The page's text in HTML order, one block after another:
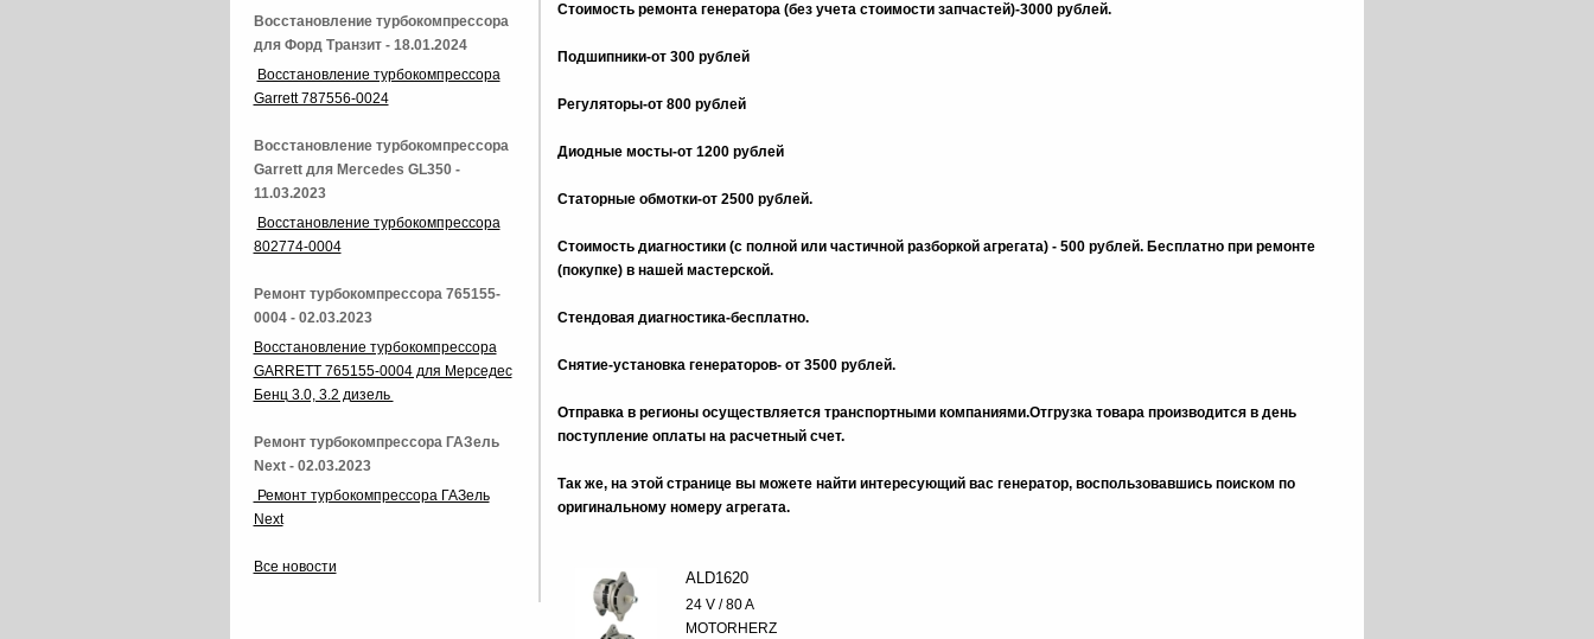
Стоимость ремонта генератора (без учета стоимости запчастей)-3000 рублей.
Подшипники-от 300 рублей
Регуляторы-от 800 рублей
Диодные мосты-от 1200 рублей
Статорные обмотки-от 2500 рублей.
Стоимость диагностики (с полной или частичной разборкой агрегата) - 500 рублей. Бесплатно при ремонте
(покупке) в нашей мастерской.
Стендовая диагностика-бесплатно.
Снятие-установка генераторов- от 3500 рублей.
Отправка в регионы осуществляется транспортными компаниями.Отгрузка товара производится в день
поступление оплаты на расчетный счет.
Так же, на этой странице вы можете найти интересующий вас генератор, воспользовавшись поиском по
оригинальному номеру агрегата.
ALD1620
24 V / 80 A
MOTORHERZ
Восстановление турбокомпрессора
для Форд Транзит - 18.01.2024
Восстановление турбокомпрессора
Garrett 787556-0024
Восстановление турбокомпрессора
Garrett для Mercedes GL350 -
11.03.2023
Восстановление турбокомпрессора
802774-0004
Ремонт турбокомпрессора 765155-
0004 - 02.03.2023
Восстановление турбокомпрессора
GARRETT 765155-0004 для Мерседес
Бенц 3.0, 3.2 дизель
Ремонт турбокомпрессора ГАЗель
Next - 02.03.2023
Ремонт турбокомпрессора ГАЗель
Next
Все новости